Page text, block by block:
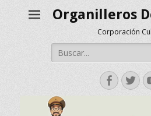
Organilleros
Corporación
Buscar: